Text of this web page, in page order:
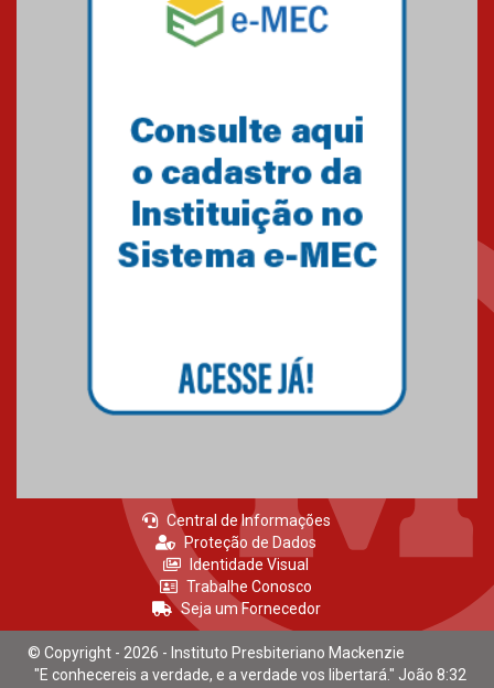
Mackliber participa de cúpula
26.09.2025
Mackliber participa de encontro
internacional sobre inovação em
saúde e propriedade intelectual
12.08.2025
Econômica e IbraChina firmam
parceria para elaboração do
Investors Guide Brasil
Central de Informações
Proteção de Dados
Identidade Visual
Trabalhe Conosco
Seja um Fornecedor
© Copyright - 2026 - Instituto Presbiteriano Mackenzie
"E conhecereis a verdade, e a verdade vos libertará." João 8:32